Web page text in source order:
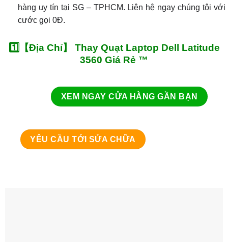
hàng uy tín tại SG – TPHCM. Liên hệ ngay chúng tôi với
cước gọi 0Đ.
1️⃣【Địa Chỉ】 Thay Quạt Laptop Dell Latitude
3560 Giá Rẻ ™
XEM NGAY CỬA HÀNG GẦN BẠN
YÊU CẦU TỚI SỬA CHỮA